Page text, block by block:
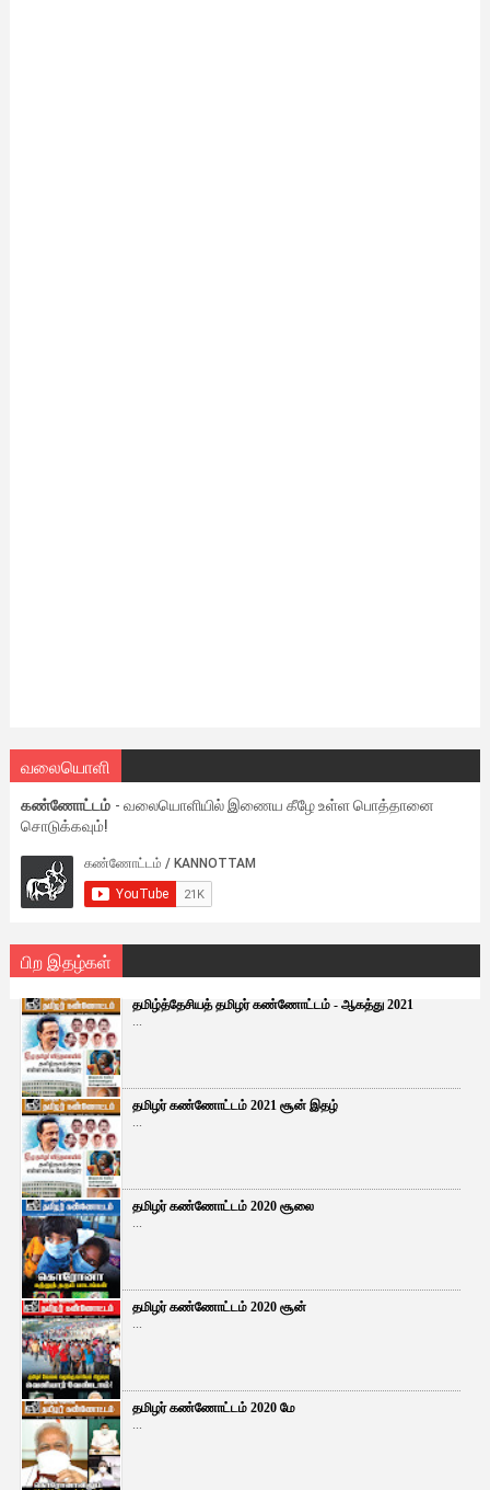
வலையொளி
கண்ணோட்டம் - வலையொளியில் இணைய கீழே உள்ள பொத்தானை
சொடுக்கவும்!
பிற இதழ்கள்
தமிழ்த்தேசியத் தமிழர் கண்ணோட்டம் - ஆகத்து 2021
...
தமிழர் கண்ணோட்டம் 2021 சூன் இதழ்
...
தமிழர் கண்ணோட்டம் 2020 சூலை
...
தமிழர் கண்ணோட்டம் 2020 சூன்
...
தமிழர் கண்ணோட்டம் 2020 மே
...